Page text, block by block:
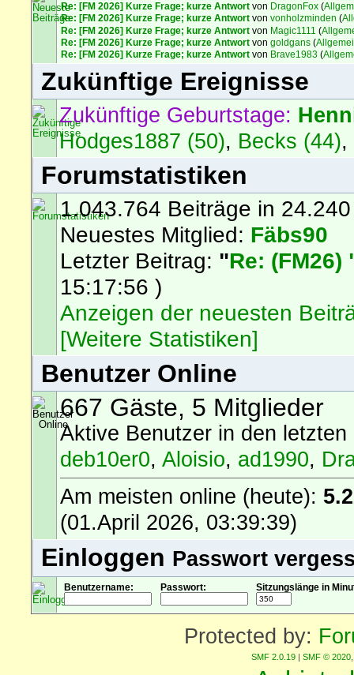
Re: [FM 2026] Kurze Frage; kurze Antwort von DragonFox (
Re: [FM 2026] Kurze Frage; kurze Antwort vonvonholzminden (
Re: [FM 2026] Kurze Frage; kurze Antwort von Magic1111 (
Re: [FM 2026] Kurze Frage; kurze Antwort vongoldgans (
Re: [FM 2026] Kurze Frage; kurze Antwort von Brave1983 (
Zukünftige Ereignisse
Zukünftige Geburtstage:
Hodges1887 (50), Becks (44),
Forumstatistiken
1.043.764 Beiträge in
Neuestes Mitglied: Fäbs90
Letzter Beitrag: "Re: (FM26)
15:17:56 )
Anzeigen der neuesten
[Weitere Statistiken]
Benutzer Online
667 Gäste, 5 Mitglieder
Aktive Benutzer in den letzten
deb10er0,Aloisio, ad1990,
Am meisten online (heute):
(01.April 2026, 03:39:39)
Einloggen Passwort
Benutzername: Passwort: Sitzungslänge in
Protected by:
SMF 2.0.19 | SMF © 2020